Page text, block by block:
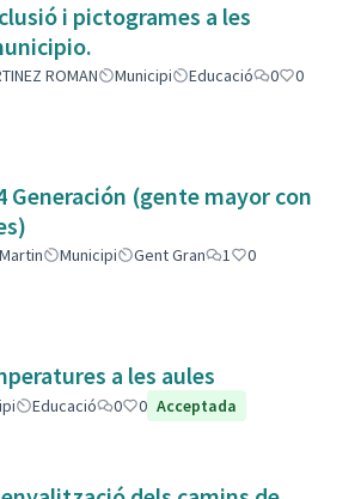
i pictogrames a les
ROMAN Municipi Educació 0
0
Municipi Gent Gran 1
0
a les aules
Educació 0 0 Acceptada